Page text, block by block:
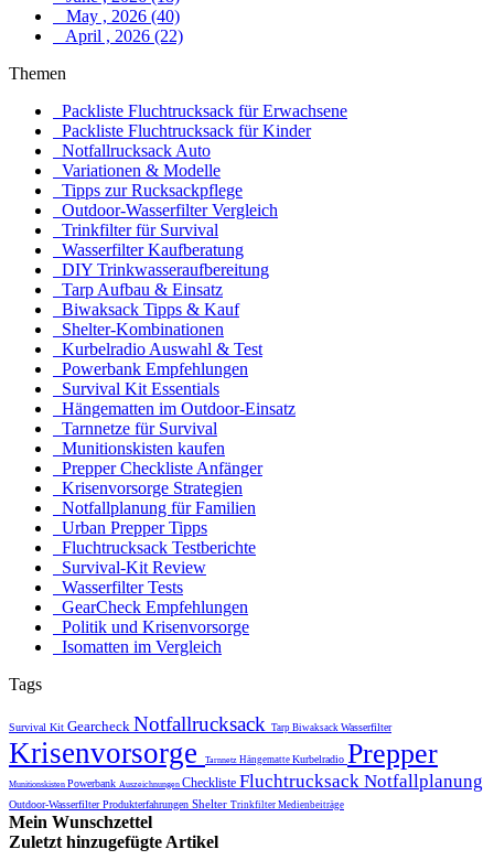
May , 2026 (40)
April , 2026 (22)
Themen
Packliste Fluchtrucksack für Erwachsene
Packliste Fluchtrucksack für Kinder
Notfallrucksack Auto
Variationen & Modelle
Tipps zur Rucksackpflege
Outdoor-Wasserfilter Vergleich
Trinkfilter für Survival
Wasserfilter Kaufberatung
DIY Trinkwasseraufbereitung
Tarp Aufbau & Einsatz
Biwaksack Tipps & Kauf
Shelter-Kombinationen
Kurbelradio Auswahl & Test
Powerbank Empfehlungen
Survival Kit Essentials
Hängematten im Outdoor-Einsatz
Tarnnetze für Survival
Munitionskisten kaufen
Prepper Checkliste Anfänger
Krisenvorsorge Strategien
Notfallplanung für Familien
Urban Prepper Tipps
Fluchtrucksack Testberichte
Survival-Kit Review
Wasserfilter Tests
GearCheck Empfehlungen
Politik und Krisenvorsorge
Isomatten im Vergleich
Tags
Survival Kit Gearcheck Notfallrucksack Tarp Biwaksack Wasserfilter
Krisenvorsorge Tarnnetz Hängematte Kurbelradio Prepper
Munitionskisten Powerbank Auszeichnungen Checkliste Fluchtrucksack Notfallplanung
Outdoor-WasserfilterProdukterfahrungen Shelter Trinkfilter Medienbeiträge
Mein Wunschzettel
Zuletzt hinzugefügte Artikel